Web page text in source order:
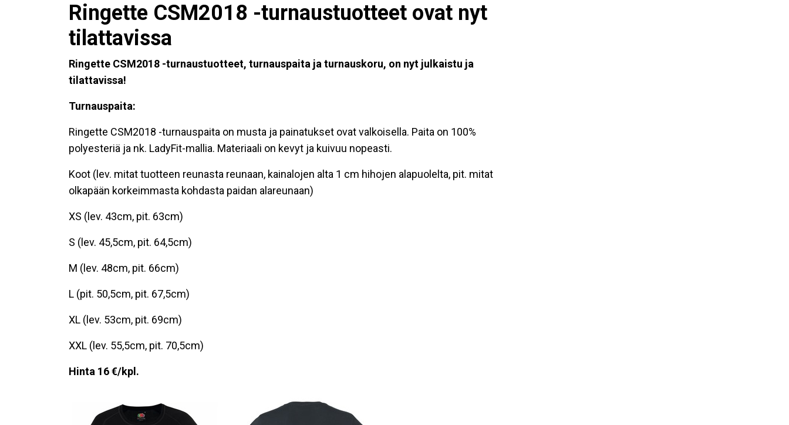
Ringette CSM2018 -turnaustuotteet ovat nyt
tilattavissa
Ringette CSM2018 -turnaustuotteet, turnauspaita ja turnauskoru, on nyt julkaistu ja
tilattavissa!
Turnauspaita:
Ringette CSM2018 -turnauspaita on musta ja painatukset ovat valkoisella. Paita on 100%
polyesteriä ja nk. LadyFit-mallia. Materiaali on kevyt ja kuivuu nopeasti.
Koot (lev. mitat tuotteen reunasta reunaan, kainalojen alta 1 cm hihojen alapuolelta, pit. mitat
olkapään korkeimmasta kohdasta paidan alareunaan)
XS (lev. 43cm, pit. 63cm)
S (lev. 45,5cm, pit. 64,5cm)
M (lev. 48cm, pit. 66cm)
L (pit. 50,5cm, pit. 67,5cm)
XL (lev. 53cm, pit. 69cm)
XXL (lev. 55,5cm, pit. 70,5cm)
Hinta 16 €/kpl.